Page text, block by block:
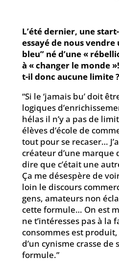
L’été dernier, une
essayé de nous vendre
bleu” né d’une «
à « changer le monde
t-il donc aucune limite ?
“Si le ‘jamais bu’ doit
logiques
hélas il n’y a pas de
élèves d’école de
tout pour se recaser…
créateur d’une marque
dire que c’était une
Ça me désespère de
loin le discours
gens, amateurs non
cette formule… On est
ne t’intéresses pas à la
consommes est produit,
d’un cynisme crasse de
formule.”